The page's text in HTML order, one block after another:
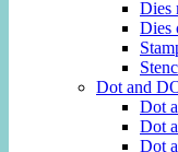
Dies
Dies
Dot and
Dot
Dot
Dot